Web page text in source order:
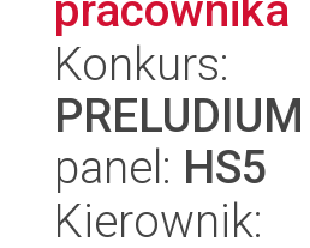
Konkurs:
panel: HS5
Kierownik: